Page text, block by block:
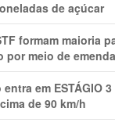
de açúcar
formam maioria
por meio de
em ESTÁGIO
de 90 km/h